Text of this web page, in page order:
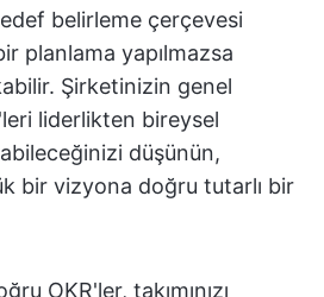
belirleme çerçevesi
planlama yapılmazsa
Şirketinizin genel
liderlikten bireysel
düşünün,
bir vizyona doğru tutarlı bir
OKR'ler, takımınızı